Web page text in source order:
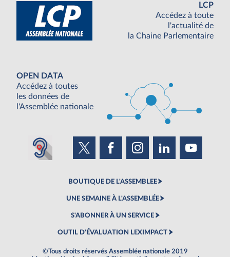
LCP
Accédez à toute
l'actualité de
la Chaine Parlementaire
OPEN DATA
Accédez à toutes
les données de
l'Assemblée nationale
BOUTIQUE DE L'ASSEMBLEE
UNE SEMAINE À L'ASSEMBLÉE
S'ABONNER À UN SERVICE
OUTIL D'ÉVALUATION LEXIMPACT
©Tous droits réservés Assemblée nationale 2019